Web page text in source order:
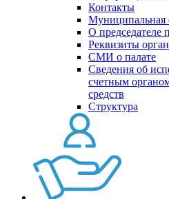
Контакты
Муниципальная
О председателе
Реквизиты
СМИ о палате
Сведения об
счетным
средств
Структура